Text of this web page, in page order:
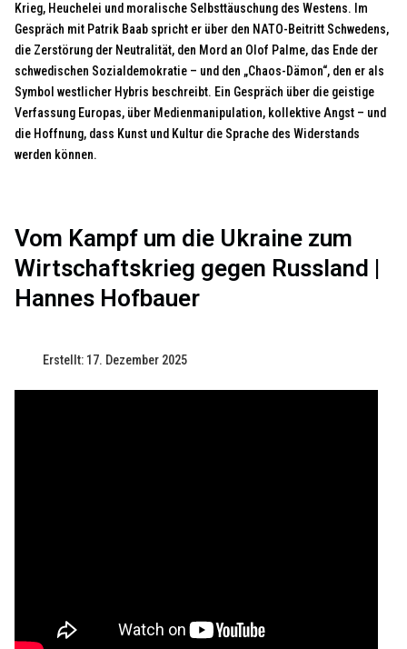
Krieg, Heuchelei und moralische Selbsttäuschung des Westens. Im
Gespräch mit Patrik Baab spricht er über den NATO-Beitritt Schwedens,
die Zerstörung der Neutralität, den Mord an Olof Palme, das Ende der
schwedischen Sozialdemokratie – und den „Chaos-Dämon“, den er als
Symbol westlicher Hybris beschreibt. Ein Gespräch über die geistige
Verfassung Europas, über Medienmanipulation, kollektive Angst – und
die Hoffnung, dass Kunst und Kultur die Sprache des Widerstands
werden können.
Vom Kampf um die Ukraine zum
Wirtschaftskrieg gegen Russland |
Hannes Hofbauer
Erstellt: 17. Dezember 2025